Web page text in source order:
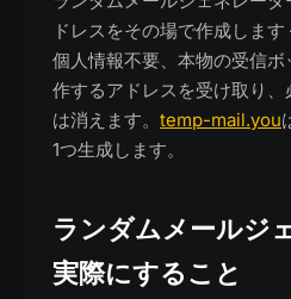
ドレスをその場で作成しま
個人情報不要、本物の受信
作するアドレスを受け取り
は消えます。 temp-mail.you
1つ生成します。
ランダムメールジ
実際にすること